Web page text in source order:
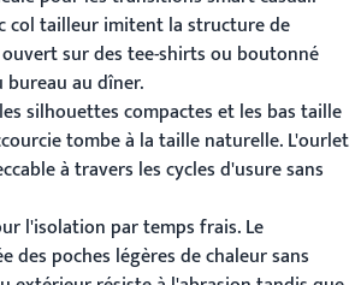
col tailleur imitent la structure de
sur des tee-shirts ou boutonné
au dîner.
silhouettes compactes et les bas taille
tombe à la taille naturelle. L'ourlet
à travers les cycles d'usure sans
l'isolation par temps frais. Le
des poches légères de chaleur sans